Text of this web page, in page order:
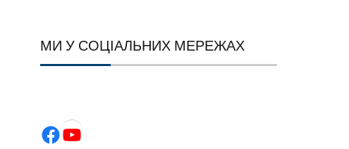
МИ У СОЦІАЛЬНИХ МЕРЕЖАХ
Facebook YouTube